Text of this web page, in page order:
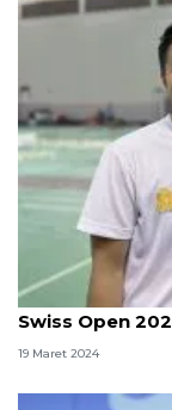
Enam wakil
Swiss Open
19 Maret 2024